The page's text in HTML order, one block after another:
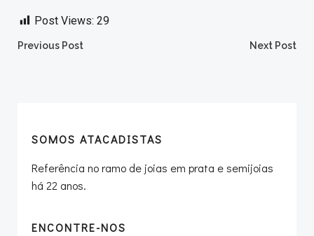
Post Views: 29
Post
Previous Post Next Post
SOMOS ATACADISTAS
Referência no ramo de joias em prata e semijoias
há 22 anos.
ENCONTRE-NOS